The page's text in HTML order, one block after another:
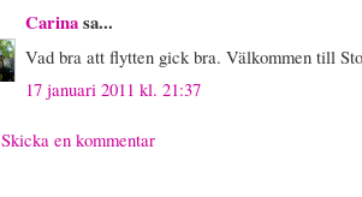
Carinasa...
Vad bra att flytten gick bra. Välkommen till
17 januari 2011 kl. 21:37
Skicka en kommentar